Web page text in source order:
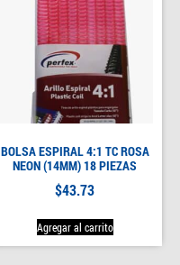
BOLSA ESPIRAL 4:1 TC ROSA
NEON (14MM) 18 PIEZAS
$43.73
Agregar al carrito